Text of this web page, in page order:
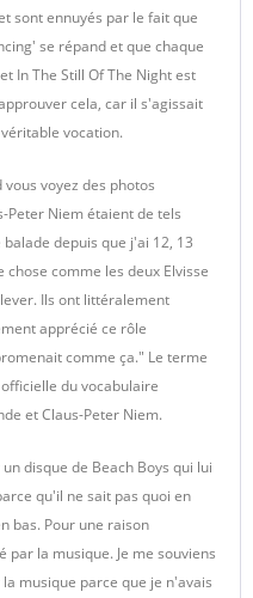
sont ennuyés par le fait que
se répand et que chaque
In The Still Of The Night est
cela, car il s'agissait
vocation.
voyez des photos
Peter Niem étaient de tels
depuis que j'ai 12, 13
chose comme les deux Elvisse
Ils ont littéralement
apprécié ce rôle
comme ça." Le terme
du vocabulaire
et Claus-Peter Niem.
disque de Beach Boys qui lui
qu'il ne sait pas quoi en
bas. Pour une raison
la musique. Je me souviens
musique parce que je n'avais